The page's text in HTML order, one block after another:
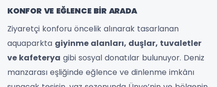
KONFOR VE EĞLENCE BİR ARADA
Ziyaretçi konforu öncelik alınarak tasarlanan
aquaparkta giyinme alanları, duşlar, tuvaletler
ve kafeterya gibi sosyal donatılar bulunuyor. Deniz
manzarası eşliğinde eğlence ve dinlenme imkânı